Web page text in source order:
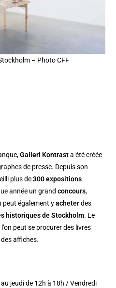
– Photo CFF
Galleri Kontrasta été créée
de presse. Depuis son
plus de300 expositions
année un grandconcours,
peut également yacheterdes
historiques de Stockholm. Le
peut se procurer des livres
affiches.
jeudi de 12h à 18h / Vendredi